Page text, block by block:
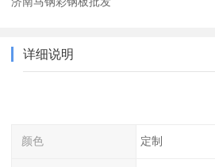
详细说明
颜色 定制